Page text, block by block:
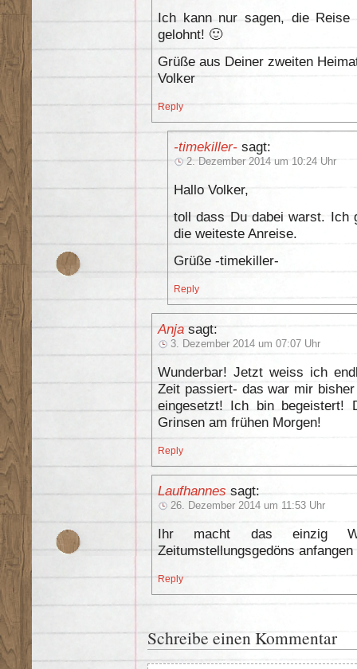
Ich kann nur sagen, die
gelohnt! 🙂
Grüße aus Deiner zweiten
Volker
Reply
-timekiller- sagt:
2. Dezember 2014 um 10:24 Uhr
Hallo Volker,
toll dass Du dabei warst. Ich
die weiteste Anreise.
Grüße -timekiller-
Reply
Anja sagt:
3. Dezember 2014 um 07:07 Uhr
Wunderbar! Jetzt weiss ich
Zeit passiert- das war mir
eingesetzt! Ich bin begeistert!
Grinsen am frühen Morgen!
Reply
Laufhannes sagt:
26. Dezember 2014 um 11:53 Uhr
Ihr macht das einzig
Zeitumstellungsgedöns anfangen
Reply
Schreibe einen Kommentar